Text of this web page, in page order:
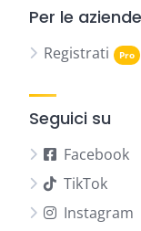
Per le aziende
Registrati
Seguici su
Facebook
TikTok
Instagram